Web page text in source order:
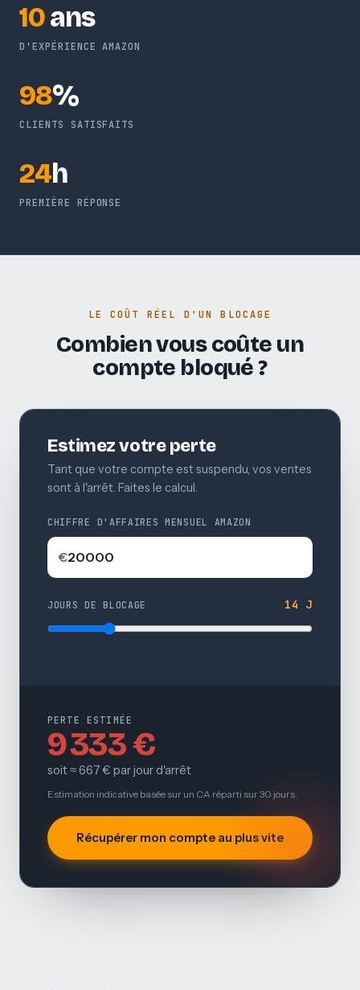
10ans
D'EXPÉRIENCE AMAZON
98%
CLIENTS SATISFAITS
24h
PREMIÈRE RÉPONSE
LE COÛT RÉEL D'UN BLOCAGE
Combien vous coûte un
compte bloqué ?
Estimez votre perte
Tant que votre compte est suspendu, vos ventes
sont à l'arrêt. Faites le calcul.
CHIFFRE D'AFFAIRES MENSUEL AMAZON
€
JOURS DE BLOCAGE 14 J
PERTE ESTIMÉE
9 333 €
soit ≈ 667 € par jour d'arrêt
Estimation indicative basée sur un CA réparti sur 30 jours.
Récupérer mon compte au plus vite